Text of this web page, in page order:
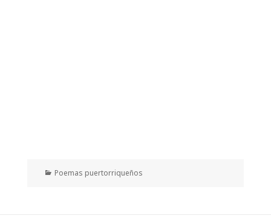
Categorías
Poemas puertorriqueños